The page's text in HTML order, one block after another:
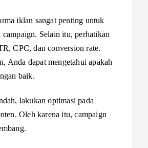
iklan sangat penting untuk
campaign. Selain itu, perhatikan
CPC, dan conversion rate.
Anda dapat mengetahui apakah
baik.
lakukan optimasi pada
Oleh karena itu, campaign